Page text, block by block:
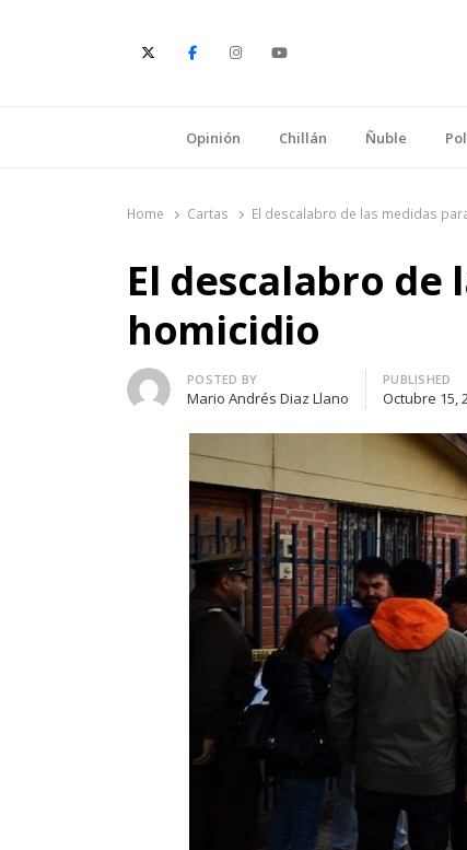
Opinión Chillán Ñuble
Home Cartas El descalabro de las medidas
El descalabro
homicidio
Author
POSTED BY
Mario Andrés Diaz Llano
PUBLISHED
Octubre 15,